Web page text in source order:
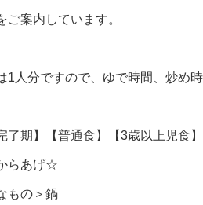
ご案内しています。
人分ですので、ゆで時間、炒め
了期】【普通食】【3歳以上児食】
らあげ☆
もの＞鍋